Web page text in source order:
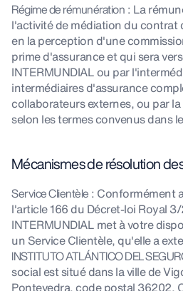
Régime de rémunération : La
l'activité de médiation du contrat
en la perception d'une
prime d'assurance et qui sera
INTERMUNDIAL ou par
intermédiaires d'assurance
collaborateurs externes, ou par
selon les termes convenus dans
Mécanismes de résolution
Service Clientèle : Conformément
l'article 166 du Décret-loi Royal
INTERMUNDIAL met à votre
un Service Clientèle, qu'elle a
INSTITUTO ATLÁNTICO DEL
social est situé dans la ville de
Pontevedra, code postal 36202,